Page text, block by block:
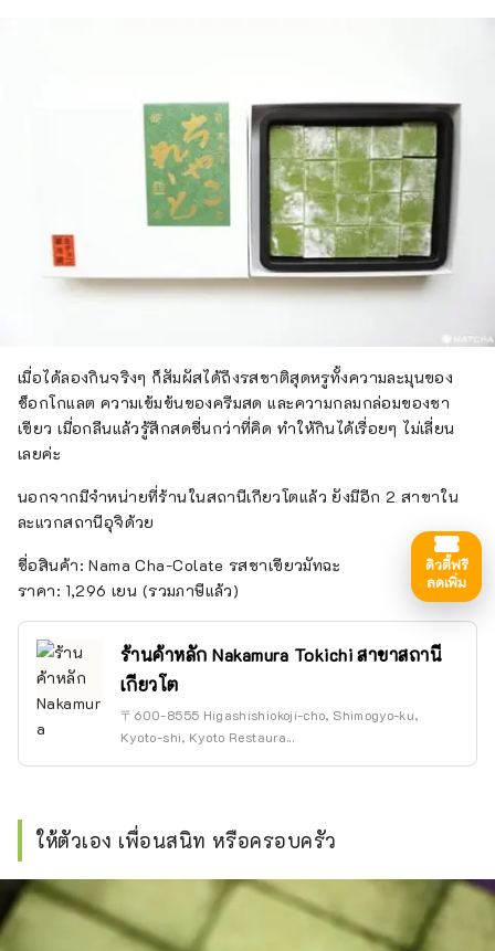
เมื่อได้ลองกินจริงๆ ก็สัมผัสได้ถึงรสชาติสุดหรูทั้งความละมุนของ
ช็อกโกแลต ความเข้มข้นของครีมสด และความกลมกล่อมของชา
เขียว เมื่อกลืนแล้วรู้สึกสดชื่นกว่าที่คิด ทำให้กินได้เรื่อยๆ ไม่เลี่ยน
เลยค่ะ
นอกจากมีจำหน่ายที่ร้านในสถานีเกียวโตแล้ว ยังมีอีก 2 สาขาใน
ละแวกสถานีอุจิด้วย
ชื่อสินค้า: Nama Cha-Colate รสชาเขียวมัทฉะ
ราคา: 1,296 เยน (รวมภาษีแล้ว)
ร้านค้าหลัก Nakamura Tokichi สาขาสถานี
เกียวโต
〒600-8555 Higashishiokoji-cho, Shimogyo-ku,
Kyoto-shi, Kyoto Restaura...
ให้ตัวเอง เพื่อนสนิท หรือครอบครัว
ดิวตี้ฟรี
ลดเพิ่ม